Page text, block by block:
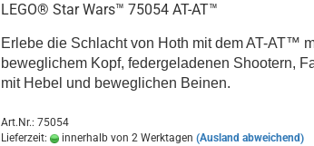
LEGO® Star Wars™ 75054 AT-AT™
Erlebe die Schlacht von Hoth mit dem AT-AT™
beweglichem Kopf, federgeladenen Shootern,
mit Hebel und beweglichen Beinen.
Art.Nr.: 75054
Lieferzeit:
innerhalb von 2 Werktagen (Ausland abweichend)